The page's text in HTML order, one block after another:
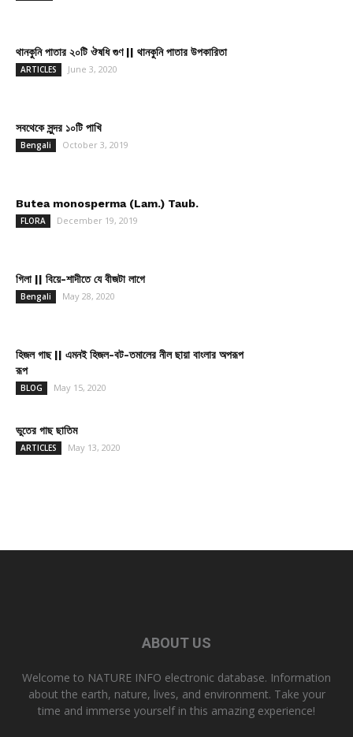
থানকুনি পাতার ২০টি ঔষধি গুণ || থানকুনি পাতার উপকারিতা
ARTICLES June 3, 2020
সবথেকে সুন্দর ১০টি পাখি
Bengali October 3, 2019
Butea monosperma (Lam.) Taub.
FLORA December 19, 2019
গিলা || বিয়ে-শাদীতে যে বীজটা লাগে
Bengali May 28, 2020
হিজল গাছ || এমনই হিজল-বট-তমালের নীল ছায়া বাংলার অপরূপ
রূপ
BLOG May 15, 2020
ভুতের গাছ ছাতিম
ARTICLES May 13, 2020
ABOUT US
Welcome to NATURE INFO electronic database. Information
about the earth, nature, lives, and environment. Take your
time and immerse yourself in this amazing experience!